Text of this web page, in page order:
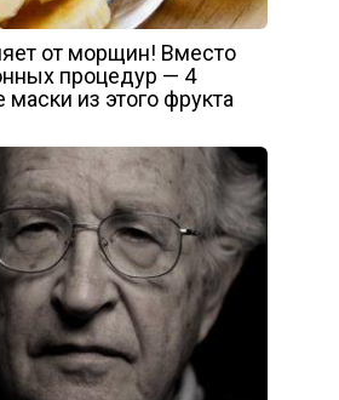
от морщин! Вместо
процедур — 4
из этого фрукта